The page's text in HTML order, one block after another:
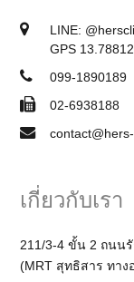
LINE:
GPS
099-1890189
02-6938188
เกี่ยวกับเรา
211/3-4 ขั้น 2 ถนน
(MRT สุทธิสาร ทาง